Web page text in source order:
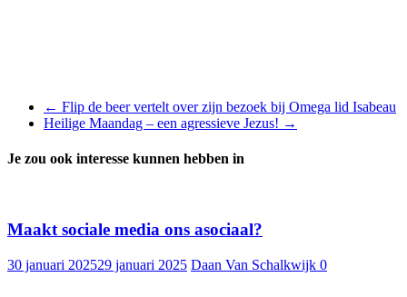
← Flip de beer vertelt over zijn bezoek bij Omega lid Isabeau
Heilige Maandag – een agressieve Jezus! →
Je zou ook interesse kunnen hebben in
Maakt sociale media ons asociaal?
30 januari 202529 januari 2025 Daan Van Schalkwijk 0